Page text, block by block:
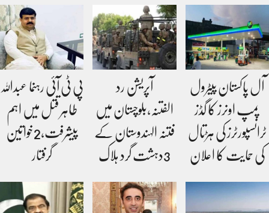
آل پاکستان پیٹرول
پمپ اونرز کا گڈز
ٹرانسپورٹرز کی ہڑتال
کی حمایت کا اعلان
آپریشن رد
الفتنہ،بلوچستان میں
فتنہ الہندوستان کے
3دہشت گرد ہلاک
پی ٹی آئی رہنما عبداللہ
طاہر قتل میں اہم
پیشرفت،2خواتین
گرفتار